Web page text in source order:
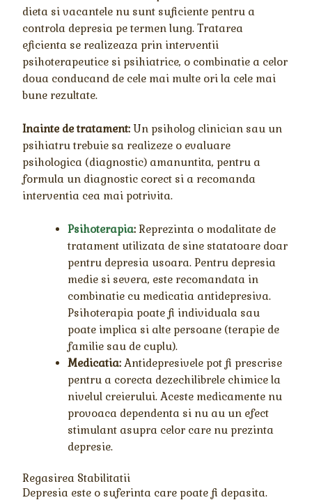
dieta si vacantele nu sunt suficiente pentru a
controla depresia pe termen lung. Tratarea
eficienta se realizeaza prin interventii
psihoterapeutice si psihiatrice, o combinatie a celor
doua conducand de cele mai multe ori la cele mai
bune rezultate.
Inainte de tratament: Un psiholog clinician sau un
psihiatru trebuie sa realizeze o evaluare
psihologica (diagnostic) amanuntita, pentru a
formula un diagnostic corect si a recomanda
interventia cea mai potrivita.
Psihoterapia: Reprezinta o modalitate de
tratament utilizata de sine statatoare doar
pentru depresia usoara. Pentru depresia
medie si severa, este recomandata in
combinatie cu medicatia antidepresiva.
Psihoterapia poate fi individuala sau
poate implica si alte persoane (terapie de
familie sau de cuplu).
Medicatia: Antidepresivele pot fi prescrise
pentru a corecta dezechilibrele chimice la
nivelul creierului. Aceste medicamente nu
provoaca dependenta si nu au un efect
stimulant asupra celor care nu prezinta
depresie.
Regasirea Stabilitatii
Depresia este o suferinta care poate fi depasita.